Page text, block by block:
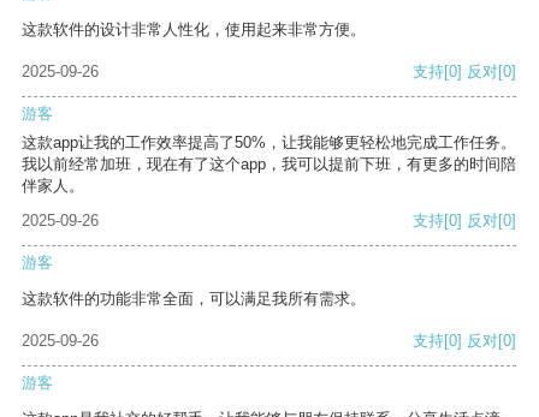
这款软件的设计非常人性化，使用起来非常方便。
2025-09-26 支持[0] 反对[0]
游客
这款app让我的工作效率提高了50%，让我能够更轻松地完成工作任务。
我以前经常加班，现在有了这个app，我可以提前下班，有更多的时间陪
伴家人。
2025-09-26
支持[0] 反对[0]
游客
这款软件的功能非常全面，可以满足我所有需求。
2025-09-26 支持[0] 反对[0]
游客